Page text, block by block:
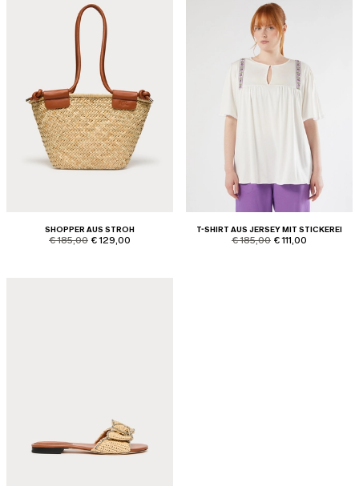
SHOPPER AUS STROH
product.price.original
€ 185,00 product.price.sale
€ 129,00
T-SHIRT AUS JERSEY MIT STICKEREI
product.price.original
€ 185,00 product.price.sale
€ 111,00